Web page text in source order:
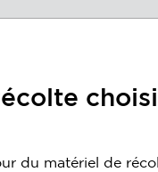
du matériel de